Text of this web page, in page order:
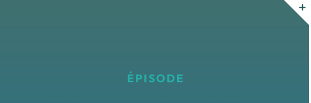
ÉPISODE